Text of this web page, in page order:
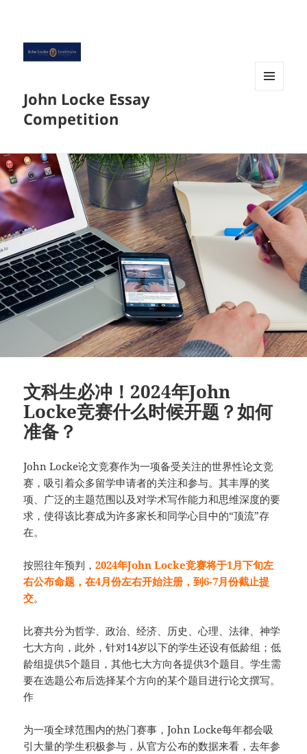
John Locke Essay
Competition
文科生必冲！2024年John
Locke竞赛什么时候开题？如何
准备？
John Locke论文竞赛作为一项备受关注的世界性论文竞
赛，吸引着众多留学申请者的关注和参与。其丰厚的奖
项、广泛的主题范围以及对学术写作能力和思维深度的要
求，使得该比赛成为许多家长和同学心目中的“顶流”存
在。
按照往年预判，2024年John Locke竞赛将于1月下旬左
右公布命题，在4月份左右开始注册，到6-7月份截止提
交。
比赛共分为哲学、政治、经济、历史、心理、法律、神学
七大方向，此外，针对14岁以下的学生还设有低龄组；低
龄组提供5个题目，其他七大方向各提供3个题目。学生需
要在选题公布后选择某个方向的某个题目进行论文撰写。
作
为一项全球范围内的热门赛事，John Locke每年都会吸
引大量的学生积极参与，从官方公布的数据来看，去年参